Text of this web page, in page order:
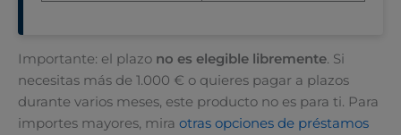
Importante: el plazo no es elegible libremente. Si
necesitas más de 1.000 € o quieres pagar a plazos
durante varios meses, este producto no es para ti. Para
importes mayores, mira otras opciones de préstamos